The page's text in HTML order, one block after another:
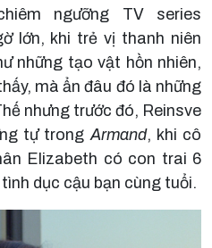
ngưỡng TV series
lớn, khi trẻ vị thanh niên
những tạo vật hồn nhiên,
mà ẩn đâu đó là những
nhưng trước đó, Reinsve
tự trong Armand, khi cô
Elizabeth có con trai 6
dục cậu bạn cùng tuổi.